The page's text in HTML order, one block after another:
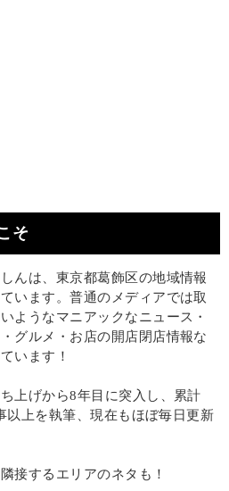
そ
んは、東京都葛飾区の地域情報
います。普通のメディアでは取
ようなマニアックなニュース・
グルメ・お店の開店閉店情報な
います！
上げから8年目に突入し、累計
以上を執筆、現在もほぼ毎日更新
接するエリアのネタも！